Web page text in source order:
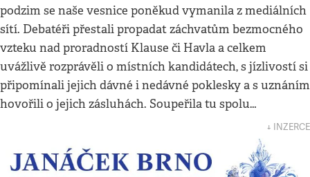
podzim se naše vesnice poněkud vymanila z mediálních
sítí. Debatéři přestali propadat záchvatům bezmocného
vzteku nad proradností Klause či Havla a celkem
uvážlivě rozprávěli o místních kandidátech, s jízlivostí si
připomínali jejich dávné i nedávné poklesky a s uznáním
hovořili o jejich zásluhách. Soupeřila tu spolu…
↓ INZERCE